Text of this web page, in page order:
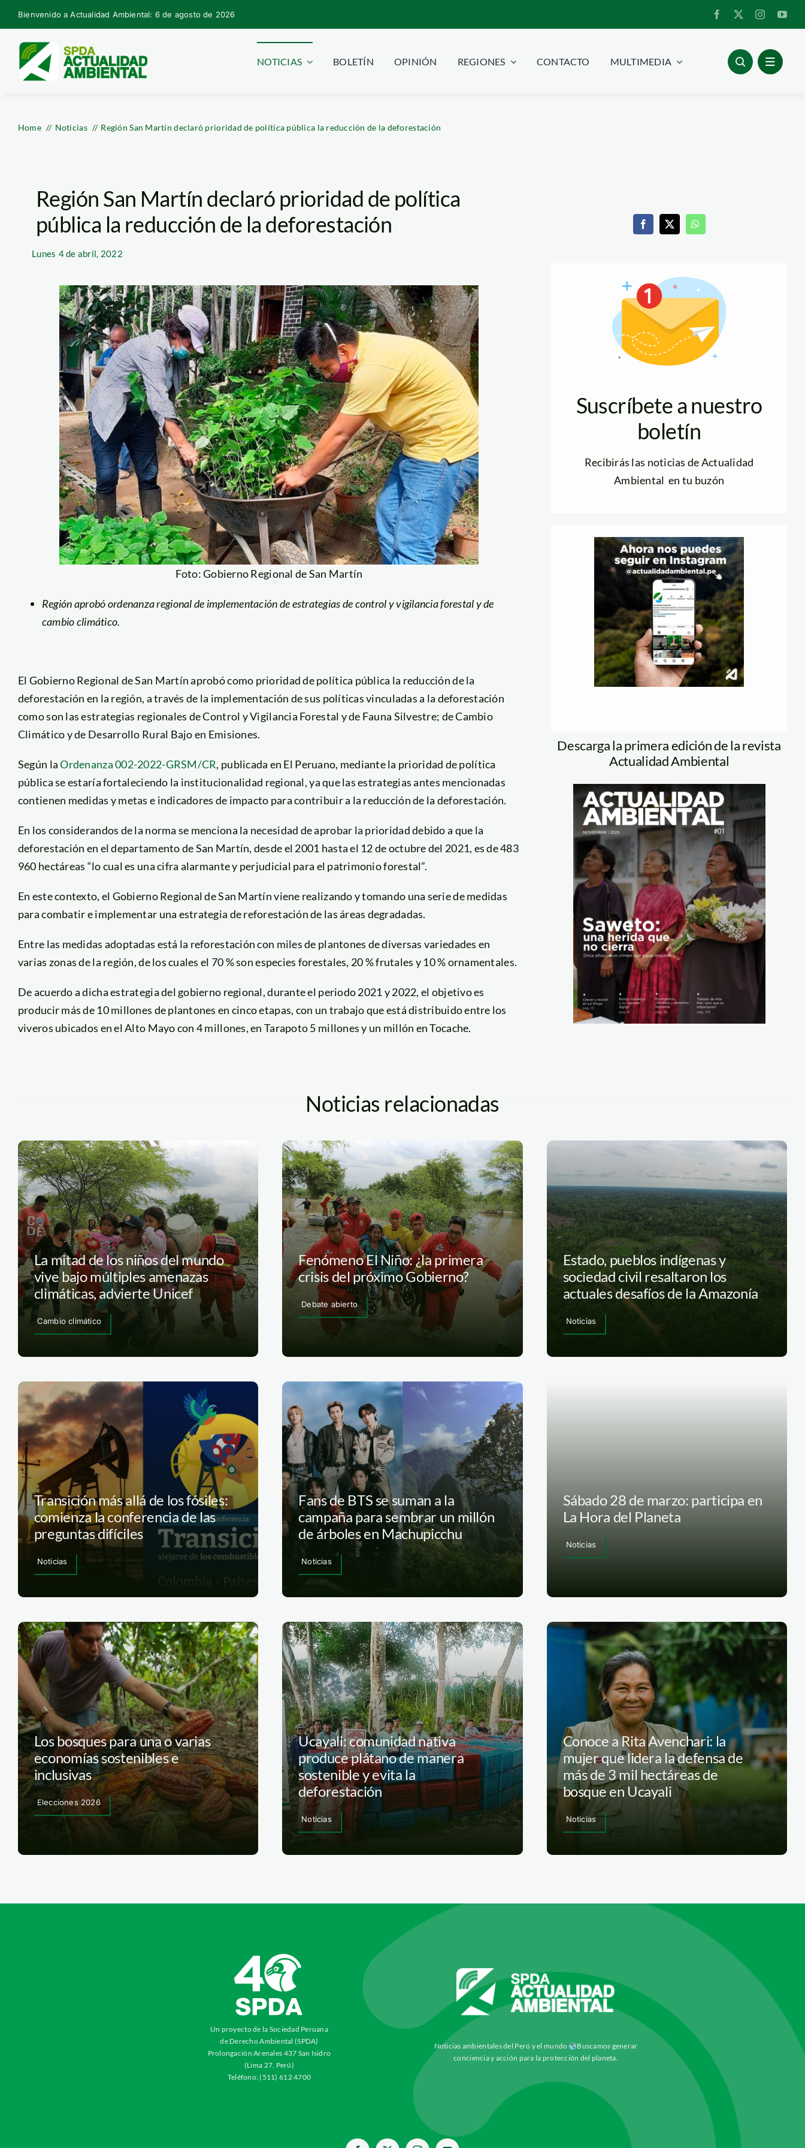
Skip
to
content
Bienvenido a Actualidad Ambiental: 6 de agosto de 2026
NOTICIAS BOLETÍN OPINIÓN REGIONES CONTACTO MULTIMEDIA
Home Noticias Región San Martín declaró prioridad de política pública la reducción de la deforestación
Región San Martín declaró prioridad de política
pública la reducción de la deforestación
Lunes 4 de abril, 2022
Foto: Gobierno Regional de San Martín
Región aprobó ordenanza regional de implementación de estrategias de control y vigilancia forestal y de
cambio climático.
El Gobierno Regional de San Martín aprobó como prioridad de política pública la reducción de la
deforestación en la región, a través de la implementación de sus políticas vinculadas a la deforestación
como son las estrategias regionales de Control y Vigilancia Forestal y de Fauna Silvestre; de Cambio
Climático y de Desarrollo Rural Bajo en Emisiones.
Según laOrdenanza 002-2022-GRSM/CR, publicada en El Peruano, mediante la prioridad de política
pública se estaría fortaleciendo la institucionalidad regional, ya que las estrategias antes mencionadas
contienen medidas y metas e indicadores de impacto para contribuir a la reducción de la deforestación.
En los considerandos de la norma se menciona la necesidad de aprobar la prioridad debido a que la
deforestación en el departamento de San Martín, desde el 2001 hasta el 12 de octubre del 2021, es de 483
960 hectáreas “lo cual es una cifra alarmante y perjudicial para el patrimonio forestal”.
En este contexto, el Gobierno Regional de San Martín viene realizando y tomando una serie de medidas
para combatir e implementar una estrategia de reforestación de las áreas degradadas.
Entre las medidas adoptadas está la reforestación con miles de plantones de diversas variedades en
varias zonas de la región, de los cuales el 70 % son especies forestales, 20 % frutales y 10 % ornamentales.
De acuerdo a dicha estrategia del gobierno regional, durante el periodo 2021 y 2022, el objetivo es
producir más de 10 millones de plantones en cinco etapas, con un trabajo que está distribuido entre los
viveros ubicados en el Alto Mayo con 4 millones, en Tarapoto 5 millones y un millón en Tocache.
Suscríbete a nuestro
boletín
Recibirás las noticias de Actualidad
Ambiental en tu buzón
Descarga la primera edición de la revista
Actualidad Ambiental
Noticias relacionadas
La mitad de los niños del mundo
vive bajo múltiples amenazas
climáticas, advierte Unicef
Cambio climático
Fenómeno El Niño: ¿la primera
crisis del próximo Gobierno?
Debate abierto
Estado, pueblos indígenas y
sociedad civil resaltaron los
actuales desafíos de la Amazonía
Noticias
Transición más allá de los fósiles:
comienza la conferencia de las
preguntas difíciles
Noticias
Fans de BTS se suman a la
campaña para sembrar un millón
de árboles en Machupicchu
Noticias
Sábado 28 de marzo: participa en
La Hora del Planeta
Noticias
Los bosques para una o varias
economías sostenibles e
inclusivas
Elecciones 2026
Ucayali: comunidad nativa
produce plátano de manera
sostenible y evita la
deforestación
Noticias
Conoce a Rita Avenchari: la
mujer que lidera la defensa de
más de 3 mil hectáreas de
bosque en Ucayali
Noticias
Un proyecto de la Sociedad Peruana
de Derecho Ambiental (SPDA)
Prolongación Arenales 437 San Isidro
(Lima 27, Perú)
Teléfono: (511) 612 4700
Noticias ambientales del Perú y el mundo
Buscamos generar
conciencia y acción para la protección del planeta.